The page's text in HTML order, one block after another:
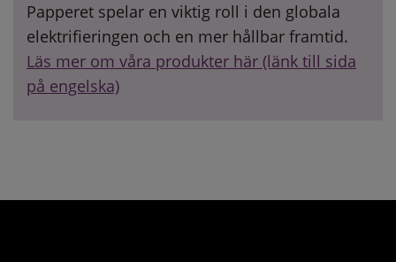
Papperet spelar en viktig roll i den globala
elektrifieringen och en mer hållbar framtid.
Läs mer om våra produkter här (länk till sida
på engelska)